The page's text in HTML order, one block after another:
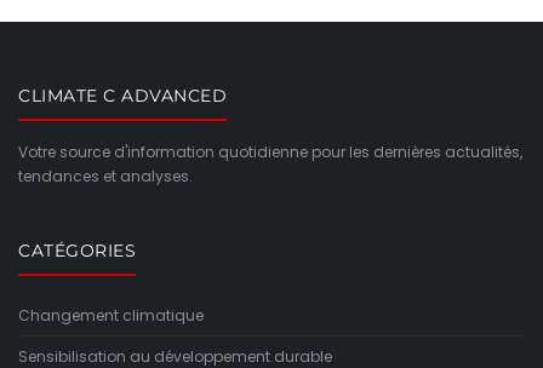
CLIMATE C ADVANCED
Votre source d'information quotidienne pour les dernières actualités,
tendances et analyses.
CATÉGORIES
Changement climatique
Sensibilisation au développement durable